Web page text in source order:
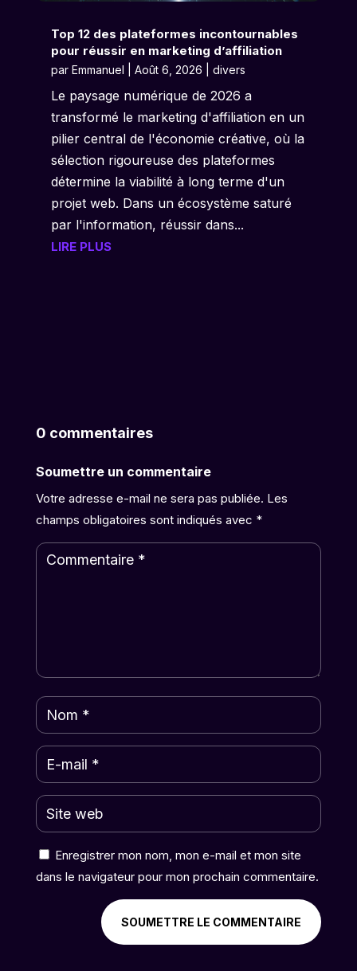
Top 12 des plateformes incontournables
pour réussir en marketing d’affiliation
par Emmanuel Août 6, 2026 divers
Le paysage numérique de 2026 a
transformé le marketing d'affiliation en un
pilier central de l'économie créative, où la
sélection rigoureuse des plateformes
détermine la viabilité à long terme d'un
projet web. Dans un écosystème saturé
par l'information, réussir dans...
LIRE PLUS
0 commentaires
Soumettre un commentaire
Votre adresse e-mail ne sera pas publiée. Les
champs obligatoires sont indiqués avec *
Enregistrer mon nom, mon e-mail et mon site
dans le navigateur pour mon prochain commentaire.
SOUMETTRE LE COMMENTAIRE